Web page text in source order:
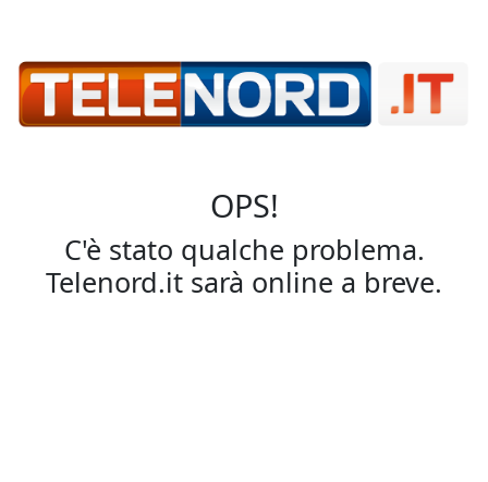
OPS!
C'è stato qualche problema.
Telenord.it sarà online a breve.